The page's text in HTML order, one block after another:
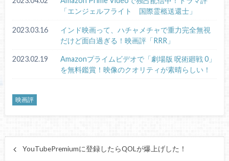
「エンジェルフライト 国際霊柩送還士」
2023.03.16
インド映画って、ハチャメチャで重力完全無視
だけど面白過ぎる！映画評「RRR」
2023.02.19
Amazonプライムビデオで「劇場版 呪術廻戦 0」
を無料鑑賞！映像のクオリティが素晴らしい！
映画評
YouTubePremiumに登録したらQOLが爆上げした！